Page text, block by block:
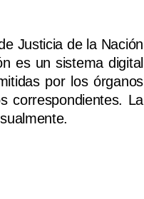
Justicia de la Nación
es un sistema digital
por los órganos
correspondientes. La